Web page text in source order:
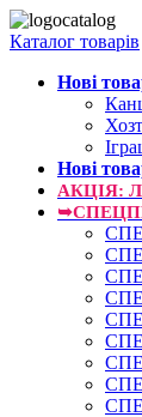
Каталог товарів
Нові
Нові
АКЦІЯ: